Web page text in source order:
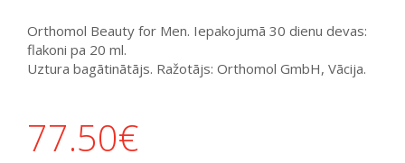
Orthomol Beauty for Men. Iepakojumā 30 dienu devas:
flakoni pa 20 ml.
Uztura bagātinātājs. Ražotājs: Orthomol GmbH, Vācija.
77.50€